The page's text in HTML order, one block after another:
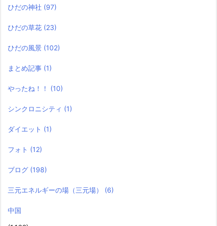
ひだの神社 (97)
ひだの草花 (23)
ひだの風景 (102)
まとめ記事 (1)
やったね！！ (10)
シンクロニシティ (1)
ダイエット (1)
フォト (12)
ブログ (198)
三元エネルギーの場（三元場） (6)
中国